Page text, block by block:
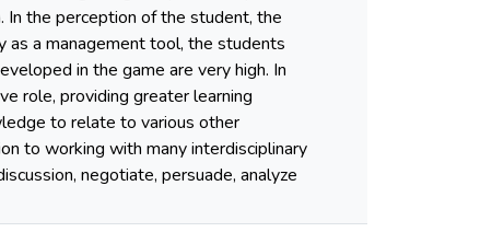
In the perception of the student, the
as a management tool, the students
in the game are very high. In
role, providing greater learning
to relate to various other
to working with many interdisciplinary
negotiate, persuade, analyze